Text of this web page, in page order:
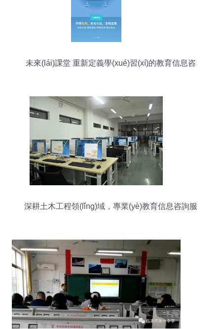
未來(lái)課堂 重新定義學(xué)習(xí)的教育信息咨
深耕土木工程領(lǐng)域，專業(yè)教育信息咨詢服